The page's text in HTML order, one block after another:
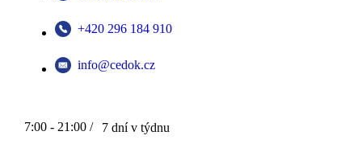
+420 296 184 910
info@cedok.cz
7:00 - 21:00 / 7 dní v týdnu